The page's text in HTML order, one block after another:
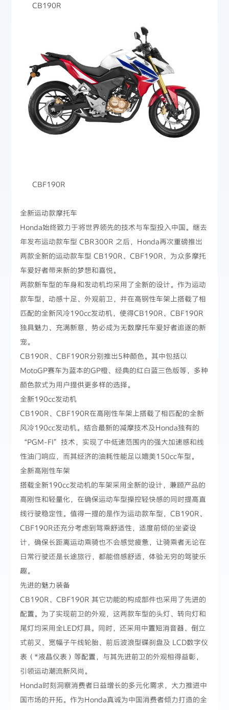
CB190R
CBF190R
全新运动款摩托车
Honda始终致力于将世界领先的技术与车型投入中国。继去
年发布运动款车型 CBR300R 之后，Honda再次重磅推出
两款全新的运动款车型 CB190R、CBF190R，为众多摩托
车爱好者带来新的梦想和喜悦。
两款新车型的车身和发动机均采用了全新的设计。作为运动
款车型，动感十足、外观前卫，并在高钢性车架上搭载了相
匹配的全新风冷190cc发动机，使得CB190R、CBF190R
独具魅力、充满新意，势必成为无数摩托车爱好者追逐的新
宠。
CB190R、CBF190R分别推出5种颜色。其中包括以
MotoGP赛车为蓝本的GP橙、经典的红白蓝三色版等，多种
颜色款式为用户提供更多样的选择。
全新190cc发动机
CB190R、CBF190R在高刚性车架上搭载了相匹配的全新
风冷190cc发动机。结合最新的减摩技术及Honda独有的
“PGM-FI”技术，实现了中低速范围内的强大加速感和线
性油门响应，而其经济的油耗性能足以媲美150cc车型。
全新高刚性车架
搭载全新190cc发动机的车架采用全新的设计，兼顾产品的
高刚性和轻量化，在确保运动车型操控轻快感的同时提高直
线行驶稳定性。值得一提的是作为运动款车型，CB190R、
CBF190R还充分考虑到驾乘舒适性，适度前倾的坐姿设
计，确保长距离运动乘骑也不会感觉疲惫，让骑乘者无论在
日常行驶还是长途旅行，都能倍感舒适，体验无穷的驾驶乐
趣。
先进的魅力装备
CB190R、CBF190R 其它功能的构成部件也采用了先进的
配置。为了实现前卫的外观，这两款车型的头灯、转向灯和
尾灯均采用全LED灯具。同时，还采用中置短消音器、倒立
式前叉、宽幅子午线轮胎、前后波浪型碟刹盘及 LCD数字仪
表（*液晶仪表）等配置，与其先进前卫的外观相得益彰，
引领运动潮流新风尚。
Honda时刻洞察消费者日益增长的多元化需求，大力推进中
国市场的开拓。作为Honda真诚为中国消费者倾力打造的全